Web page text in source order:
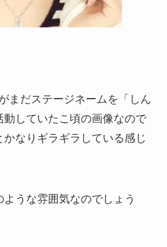
まだステージネームを「しん
動していたこ頃の画像なので
なりギラギラしている感じ
うな雰囲気なのでしょう